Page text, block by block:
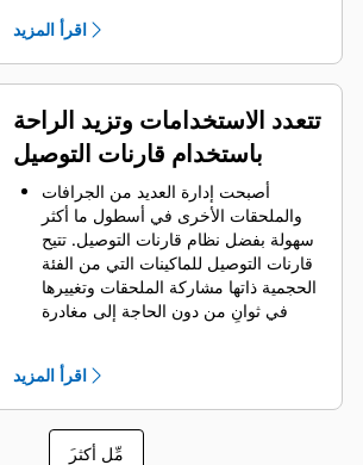
يمكنك حماية أهم المناطق التي تتعرض
للتآكل المفرط في الجرافة باستخدام
أدوات التعشيق الأرضية (GET) من Cat .
‏‫تحافظ واقيات القضبان الجانبية والقواطع
الجانبية على أجزاء الجرافة التي تحتك
بالمواد وتخترقها بأكبر قدر.
يمكنك خفض تكاليف الصيانة باختيار
أدوات التعشيق الأرضية (GET) المناسبة
لجرافتك وتطبيقاتك.
تتوفر خيارات متنوعة من أطراف
الجرافات بما يتناسب مع تطبيقاتك.‬ سواء
كنت بحاجة إلى تنظيف الأرض وتسويتها أو
الحفر في المواد الصلبة الكاشطة، ستجد
لدينا الطرف المناسب.
اقرأ المزيد
تتعدد الاستخدامات وتزيد الراحة
باستخدام قارنات التوصيل
أصبحت إدارة العديد من الجرافات
والملحقات الأخرى في أسطول ما أكثر
سهولة بفضل نظام قارنات التوصيل. ‏‫تتيح
قارنات التوصيل للماكينات التي من الفئة
الحجمية ذاتها مشاركة الملحقات وتغييرها
في ثوانٍ من دون الحاجة إلى مغادرة
كما أن الجرافات التي يمكن تثبيتها
مباشرة بالماكينة بمسامير تتوافق مع
قارنات التوصيل ذات مسمار الإمساك من
Cat®‎، باستثناء الجرافات ذات مسمار
الإمساك من الفئة Performance.‬ ‏‫تحتوي
اقرأ المزيد
َمِّل أكثر